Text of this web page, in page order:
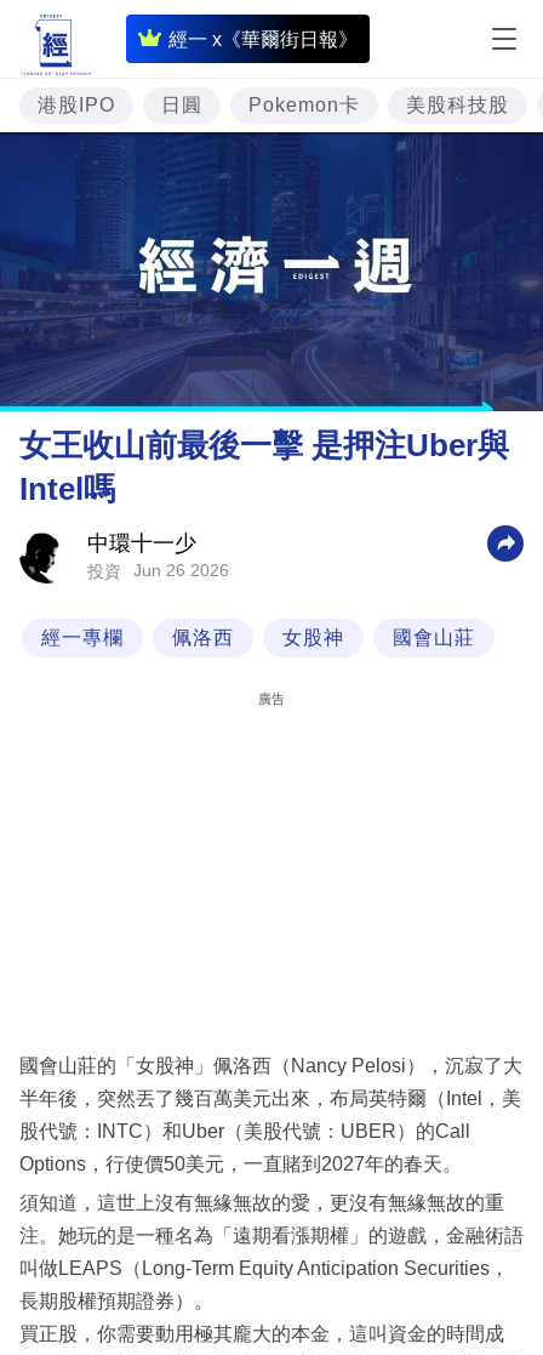
經一 x《華爾街日報》
即
時
財
經
專
題
投
資
樓
市
理
財
科
區
港股IPO 日圓 Pokemon卡 美股科技股
女王收山前最後一擊 是押注Uber與
Intel嗎
中環十一少
投資 Jun 26 2026
經一專欄 佩洛西 女股神 國會山莊
廣告
國會山莊的「女股神」佩洛西（Nancy Pelosi），沉寂了大
半年後，突然丟了幾百萬美元出來，布局英特爾（Intel，美
股代號：INTC）和Uber（美股代號：UBER）的Call
Options，行使價50美元，一直賭到2027年的春天。
須知道，這世上沒有無緣無故的愛，更沒有無緣無故的重
注。她玩的是一種名為「遠期看漲期權」的遊戲，金融術語
叫做LEAPS（Long-Term Equity Anticipation Securities，
長期股權預期證券）。
買正股，你需要動用極其龐大的本金，這叫資金的時間成